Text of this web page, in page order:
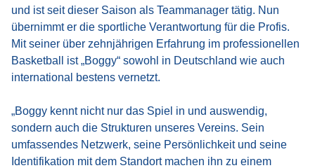
und ist seit dieser Saison als Teammanager tätig. Nun
übernimmt er die sportliche Verantwortung für die Profis.
Mit seiner über zehnjährigen Erfahrung im professionellen
Basketball ist „Boggy“ sowohl in Deutschland wie auch
international bestens vernetzt.
„Boggy kennt nicht nur das Spiel in und auswendig,
sondern auch die Strukturen unseres Vereins. Sein
umfassendes Netzwerk, seine Persönlichkeit und seine
Identifikation mit dem Standort machen ihn zu einem